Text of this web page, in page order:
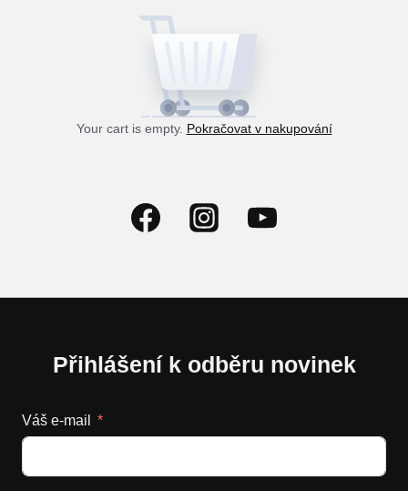
Your cart is empty. Pokračovat v nakupování
Přihlášení k odběru novinek
Váš e-mail